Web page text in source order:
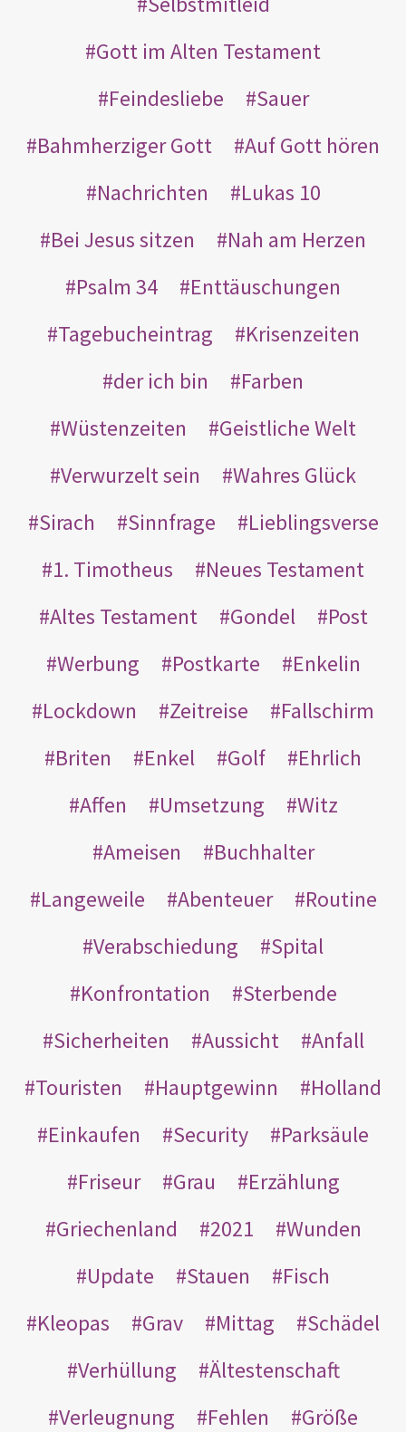
Gott im Alten Testament
Feindesliebe
Sauer
Bahmherziger Gott
Auf Gott hören
Nachrichten
Lukas 10
Bei Jesus sitzen
Nah am Herzen
Psalm 34
Enttäuschungen
Tagebucheintrag
Krisenzeiten
der ich bin
Farben
Wüstenzeiten
Geistliche Welt
Verwurzelt sein
Wahres Glück
Sirach
Sinnfrage
Lieblingsverse
1. Timotheus
Neues Testament
Altes Testament
Gondel
Post
Werbung
Postkarte
Enkelin
Lockdown
Zeitreise
Fallschirm
Briten
Enkel Golf
Ehrlich
Affen
Umsetzung
Witz
Ameisen
Buchhalter
Langeweile
Abenteuer
Routine
Verabschiedung
Spital
Konfrontation
Sterbende
Sicherheiten
Aussicht
Anfall
Touristen
Hauptgewinn
Holland
Einkaufen
Security
Parksäule
Friseur
Grau
Erzählung
Griechenland
2021
Wunden
Update
Stauen
Fisch
Kleopas
Grav Mittag
Schädel
Verhüllung
Ältestenschaft
Verleugnung
Fehlen
Größe